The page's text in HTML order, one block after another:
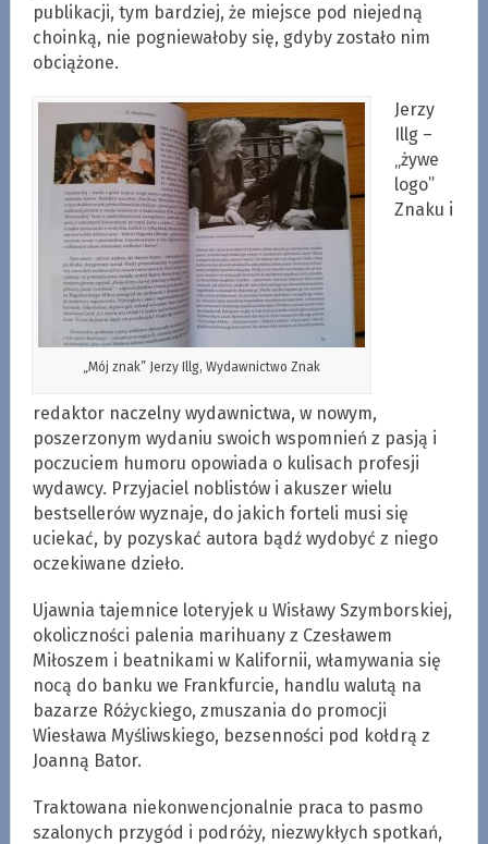
publikacji, tym bardziej, że miejsce pod niejedną
choinką, nie pogniewałoby się, gdyby zostało nim
obciążone.
„Mój znak” Jerzy Illg, Wydawnictwo Znak
Jerzy
Illg –
„żywe
logo”
Znaku i
redaktor naczelny wydawnictwa, w nowym,
poszerzonym wydaniu swoich wspomnień z pasją i
poczuciem humoru opowiada o kulisach profesji
wydawcy. Przyjaciel noblistów i akuszer wielu
bestsellerów wyznaje, do jakich forteli musi się
uciekać, by pozyskać autora bądź wydobyć z niego
oczekiwane dzieło.
Ujawnia tajemnice loteryjek u Wisławy Szymborskiej,
okoliczności palenia marihuany z Czesławem
Miłoszem i beatnikami w Kalifornii, włamywania się
nocą do banku we Frankfurcie, handlu walutą na
bazarze Różyckiego, zmuszania do promocji
Wiesława Myśliwskiego, bezsenności pod kołdrą z
Joanną Bator.
Traktowana niekonwencjonalnie praca to pasmo
szalonych przygód i podróży, niezwykłych spotkań,